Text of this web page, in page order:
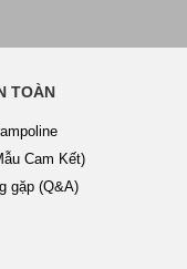
TOÀN
Cam Kết)
gặp (Q&A)